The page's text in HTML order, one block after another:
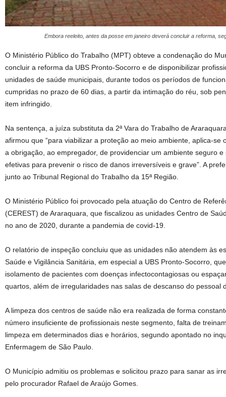
Embora reeleito, antes da posse em janeiro deverá concluir a reforma,
O Ministério Público do Trabalho (MPT) obteve a condenação do
concluir a reforma da UBS Pronto-Socorro e de disponibilizar
unidades de saúde municipais, durante todos os períodos de
cumpridas no prazo de 60 dias, a partir da intimação do réu, sob
item infringido.
Na sentença, a juíza substituta da 2ª Vara do Trabalho de
afirmou que “para viabilizar a proteção ao meio ambiente, aplica-se
a obrigação, ao empregador, de providenciar um ambiente seguro
efetivas para prevenir o risco de danos irreversíveis e grave”. A
junto ao Tribunal Regional do Trabalho da 15ª Região.
O Ministério Público foi provocado pela atuação do Centro de
(CEREST) de Araraquara, que fiscalizou as unidades Centro de
no ano de 2020, durante a pandemia de covid-19.
O relatório de inspeção concluiu que as unidades não atendem às
Saúde e Vigilância Sanitária, em especial a UBS Pronto-Socorro,
isolamento de pacientes com doenças infectocontagiosas ou
quartos, além de irregularidades nas salas de descanso do pessoal
A limpeza dos centros de saúde não era realizada de forma
número insuficiente de profissionais neste segmento, falta de
limpeza em determinados dias e horários, segundo apontado no
Enfermagem de São Paulo.
O Município admitiu os problemas e solicitou prazo para sanar as
pelo procurador Rafael de Araújo Gomes.